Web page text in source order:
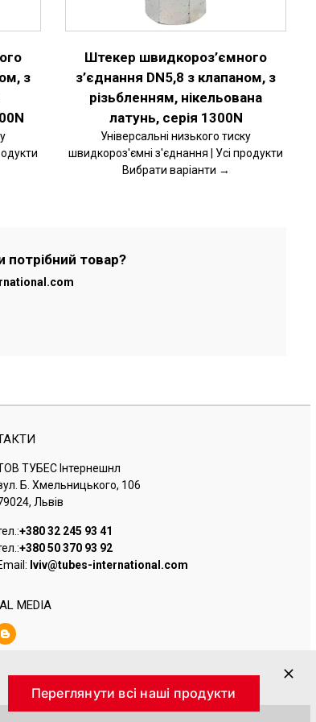
з
Штекер швидкороз’ємного
з’єднання DN5,8 з клапаном, з
різьбленням, нікельована
латунь, серія 1300N
Універсальні низького тиску
швидкороз'ємні з'єднання | Усі продукти
Вибрати варіанти →
потрібний товар?
ТУБЕС Iнтернешнл
Б. Хмельницького, 106
Львiв
+380 32 245 93 41
+380 50 370 93 92
lviv@tubes-international.com
MEDIA
Переглянути всі наші продукти